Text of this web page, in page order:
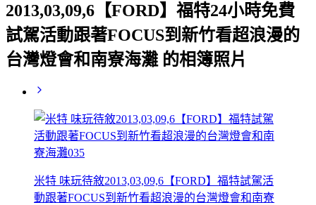
2013,03,09,6【FORD】福特24小時免費
試駕活動跟著FOCUS到新竹看超浪漫的
台灣燈會和南寮海灘 的相簿照片
米特 味玩待敘2013,03,09,6【FORD】福特試駕活
動跟著FOCUS到新竹看超浪漫的台灣燈會和南寮